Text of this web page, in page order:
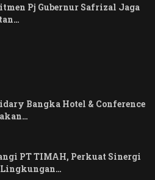
Pj Gubernur Safrizal Jaga
Bangka Hotel & Conference
PT TIMAH, Perkuat Sinergi